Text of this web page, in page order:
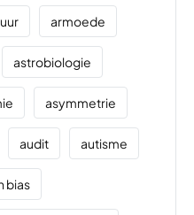
armoede
astrobiologie
asymmetrie
audit autisme
bias